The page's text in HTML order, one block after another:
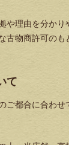
や理由を分かり
古物商許可のも
て
ご都合に合わ